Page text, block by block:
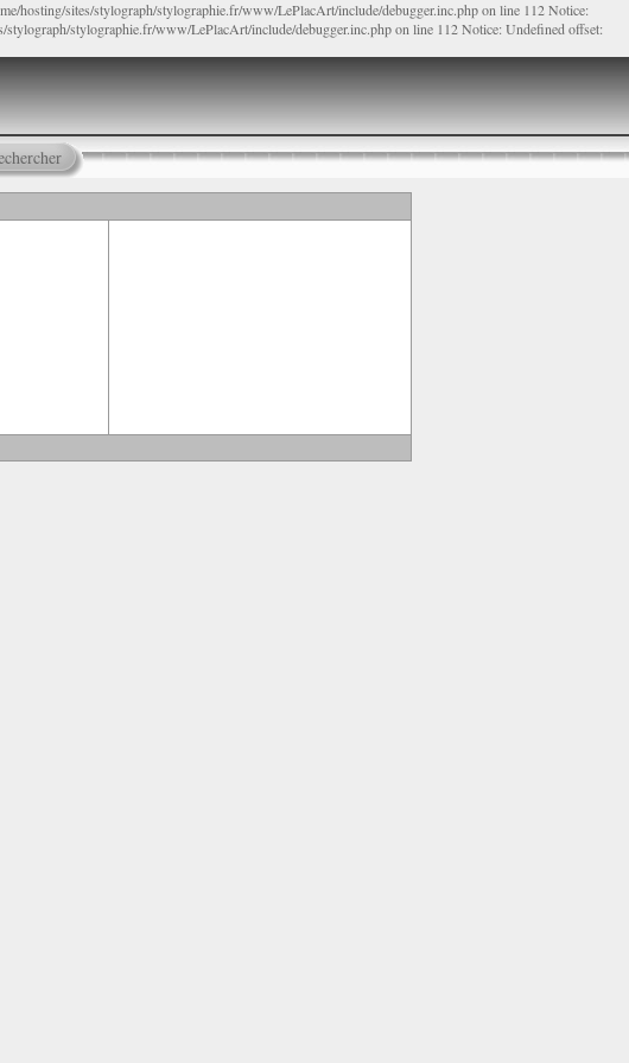
hosting/sites/stylograph/stylographie.fr/www/LePlacArt/include/debugger.inc.php on line 112 Notice:
stylographie.fr/www/LePlacArt/include/debugger.inc.php on line 112 Notice: Undefined offset: